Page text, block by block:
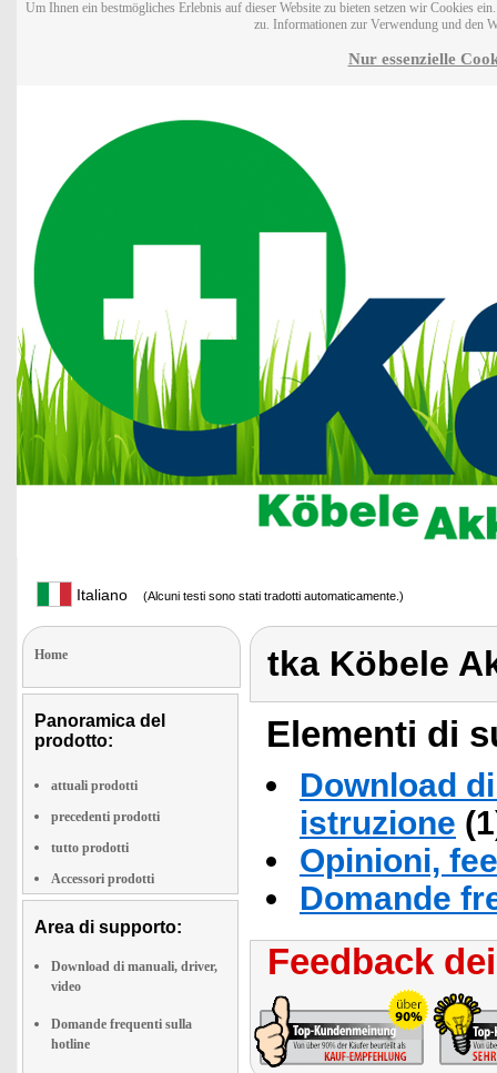
Um Ihnen ein bestmögliches Erlebnis auf dieser Website zu bieten setzen wir Cookies
zu. Informationen zur Verwendung und den
Nur essenzielle
Italiano (Alcuni testi sono stati tradotti automaticamente.)
Home
Panoramica del
prodotto:
attuali prodotti
precedenti prodotti
tutto prodotti
Accessori prodotti
Area di supporto:
Download di manuali, driver,
video
Domande frequenti sulla
hotline
tka Köbele
Elementi di
Download
istruzione
Opinioni,
Domande
Feedback